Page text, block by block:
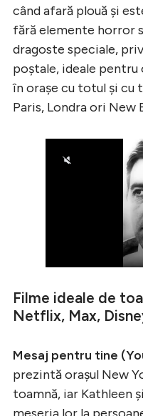
când afară plouă și
fără elemente horror
dragoste speciale,
poștale, ideale
în orașe cu totul și cu
Paris, Londra ori New
Filme ideale de
Netflix, Max,
Mesaj pentru tine
prezintă orașul New
toamnă, iar Kathleen